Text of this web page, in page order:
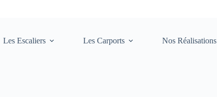
Les Escaliers Les Carports Nos Réalisations